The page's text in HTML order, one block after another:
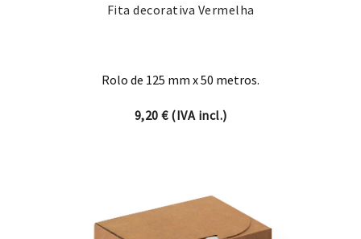
Fita decorativa Vermelha
Rolo de 125 mm x 50 metros.
9,20 €(IVA incl.)